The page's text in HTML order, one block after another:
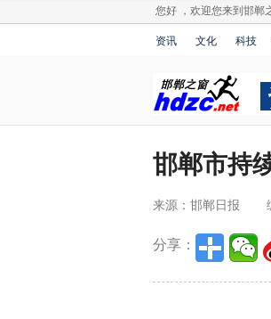
您好 ，欢迎您来到邯郸
资讯 文化 科技
邯郸市持
来源：邯郸日报
分享：